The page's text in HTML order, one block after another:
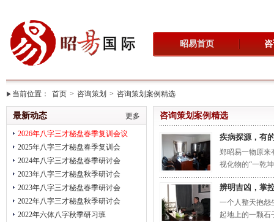
昭易首页
当前位置： 首页 > 咨询策划 > 咨询策划案例精选
更多
最新动态
2026年八字三才秘盘春季复训会议
2025年八字三才秘盘春季复训会
2024年八字三才秘盘春季研讨会
2023年八字三才秘盘秋季研讨会
2023年八字三才秘盘春季研讨会
2022年八字三才秘盘秋季研讨会
2022年六体八字秋季研习班
咨询策划案例精选
疾病探源，有
郑昭易一物原来
视化物的“一乾
辨明吉凶，掌
一个人整天抱怨
起地上的一颗石